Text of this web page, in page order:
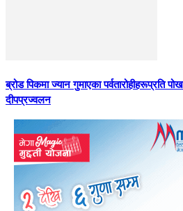
ब्रोड पिकमा ज्यान गुमाएका पर्वतारोहीहरूप्रति
दीपप्रज्वलन